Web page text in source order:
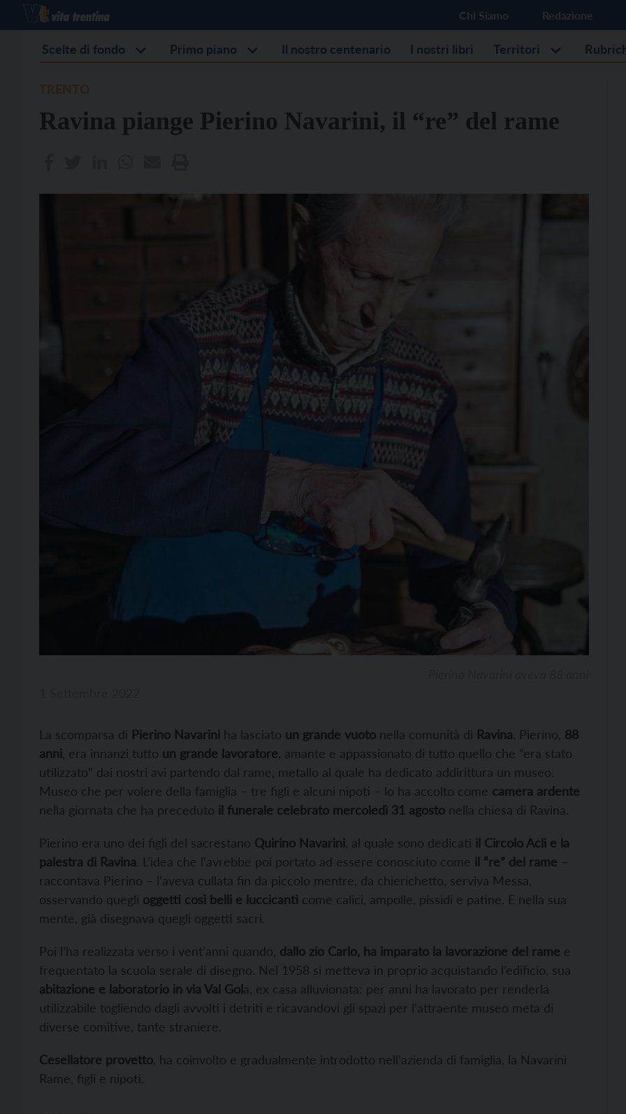
Chi Siamo Redazione
Scelte di fondo Primo piano Il nostro centenario I nostri libri Territori
Ravina piange Pierino Navarini, il “re” del rame
La scomparsa di Pierino Navarini ha lasciato un grande vuoto nella comunità di Ravina. Pierino, 88
anni, era innanzi tutto un grande lavoratore, amante e appassionato di tutto quello che “era stato
utilizzato” dai nostri avi partendo dal rame, metallo al quale ha dedicato addirittura un museo.
Museo che per volere della famiglia – tre figli e alcuni nipoti – lo ha accolto come camera ardente
nella giornata che ha preceduto il funerale celebrato mercoledì 31 agosto nella chiesa di Ravina.
Pierino era uno dei figli del sacrestano Quirino Navarini, al quale sono dedicati il Circolo Acli e la
palestra di Ravina. L’idea che l’avrebbe poi portato ad essere conosciuto come il “re” del rame –
raccontava Pierino – l’aveva cullata fin da piccolo mentre, da chierichetto, serviva Messa,
osservando quegli oggetti così belli e luccicanti come calici, ampolle, pissidi e patine. E nella sua
mente, già disegnava quegli oggetti sacri.
Poi l’ha realizzata verso i vent’anni quando, dallo zio Carlo, ha imparato la lavorazione del rame e
frequentato la scuola serale di disegno. Nel 1958 si metteva in proprio acquistando l’edificio, sua
abitazione e laboratorio in via Val Gola, ex casa alluvionata: per anni ha lavorato per renderla
utilizzabile togliendo dagli avvolti i detriti e ricavandovi gli spazi per l’attraente museo meta di
diverse comitive, tante straniere.
Cesellatore provetto, ha coinvolto e gradualmente introdotto nell’azienda di famiglia, la Navarini
Rame, figli e nipoti.